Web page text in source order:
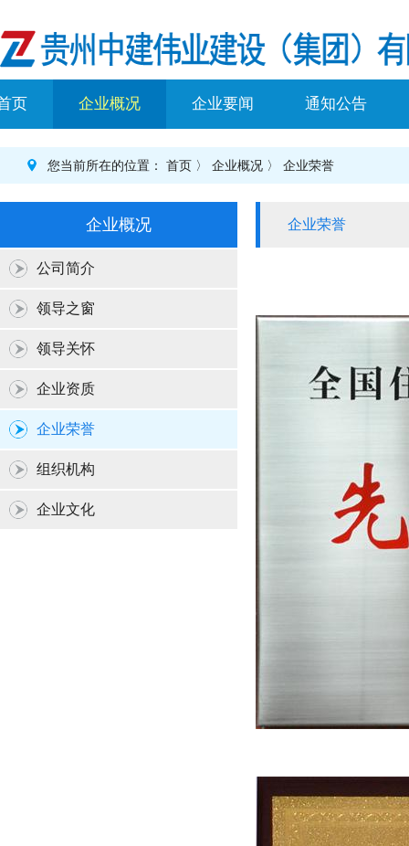
页 企业概况 企业要闻 通知公告
您当前所在的位置： 首页 〉 企业概况 〉 企业荣誉
企业概况
公司简介
领导之窗
领导关怀
企业资质
企业荣誉
组织机构
企业文化
企业荣誉